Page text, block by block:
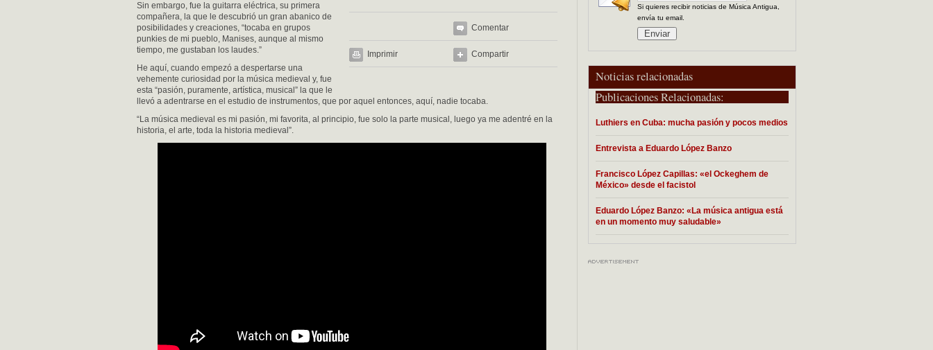
Si quieres recibir noticias de Música Antigua,
envía tu email.
Noticias relacionadas
Publicaciones Relacionadas:
Luthiers en Cuba: mucha pasión y pocos medios
Entrevista a Eduardo López Banzo
Francisco López Capillas: «el Ockeghem de
México» desde el facistol
Eduardo López Banzo: «La música antigua está
en un momento muy saludable»
Comentar
Imprimir Compartir
Sin embargo, fue la guitarra eléctrica, su primera
compañera, la que le descubrió un gran abanico de
posibilidades y creaciones, “tocaba en grupos
punkies de mi pueblo, Manises, aunque al mismo
tiempo, me gustaban los laudes.”
He aquí, cuando empezó a despertarse una
vehemente curiosidad por la música medieval y, fue
esta “pasión, puramente, artística, musical” la que le
llevó a adentrarse en el estudio de instrumentos, que por aquel entonces, aquí, nadie tocaba.
“La música medieval es mi pasión, mi favorita, al principio, fue solo la parte musical, luego ya me adentré en la
historia, el arte, toda la historia medieval”.